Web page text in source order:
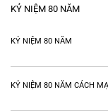
KỶ NIỆM 80 NĂM
KỶ NIỆM 80 NĂM
KỶ NIỆM 80 NĂM CÁCH